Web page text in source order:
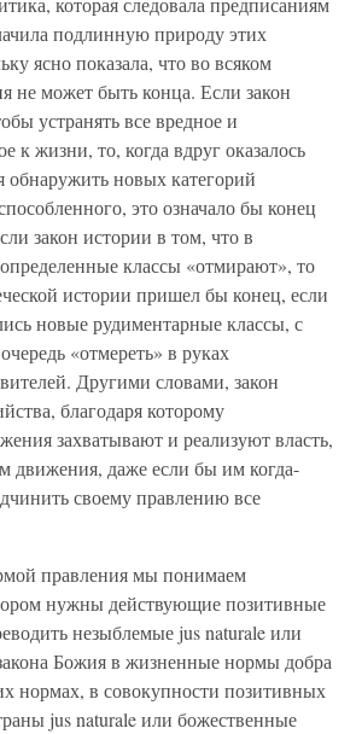
подлинную природу этих
ясно показала, что во всяком
не может быть конца. Если закон
устранять все вредное и
к жизни, то, когда вдруг оказалось
обнаружить новых категорий
это означало бы конец
закон истории в том, что в
классы «отмирают», то
истории пришел бы конец, если
новые рудиментарные классы, с
«отмереть» в руках
Другими словами, закон
благодаря которому
захватывают и реализуют власть,
движения, даже если бы им когда-
своему правлению все
правления мы понимаем
нужны действующие позитивные
незыблемые jus naturale или
Божия в жизненные нормы добра
нормах, в совокупности позитивных
jus naturale или божественные